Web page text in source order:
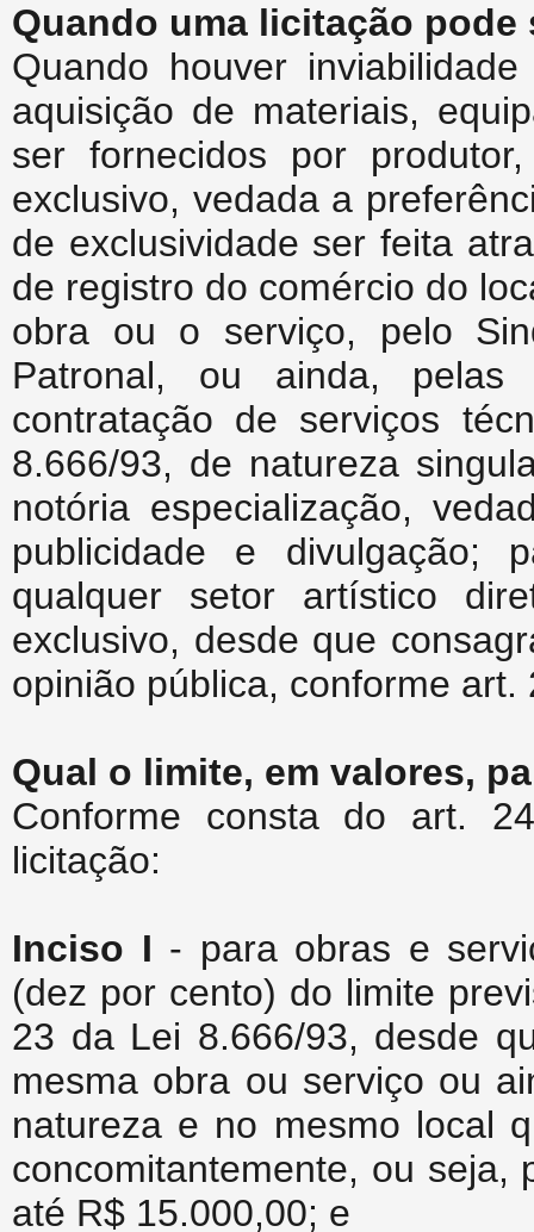
Quando uma licitação
Quando houver
aquisição de materiais,
ser fornecidos por
exclusivo, vedada a
de exclusividade ser feita
de registro do comércio do
obra ou o serviço, pelo
Patronal, ou ainda,
contratação de serviços
8.666/93, de natureza
notória especialização,
publicidade e divulgação;
qualquer setor artístico
exclusivo, desde que
opinião pública, conforme
Qual o limite, em valores,
Conforme consta do art.
licitação:
Inciso I - para obras e
(dez por cento) do limite
23 da Lei 8.666/93, desde
mesma obra ou serviço ou
natureza e no mesmo local
concomitantemente, ou seja,
até R$ 15.000,00; e